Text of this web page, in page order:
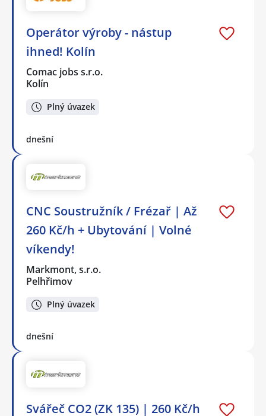
Operátor výroby - nástup
ihned! Kolín
Comac jobs s.r.o.
Kolín
Plný úvazek
dnešní
CNC Soustružník / Frézař | Až
260 Kč/h + Ubytování | Volné
víkendy!
Markmont, s.r.o.
Pelhřimov
Plný úvazek
dnešní
Svářeč CO2 (ZK 135) | 260 Kč/h